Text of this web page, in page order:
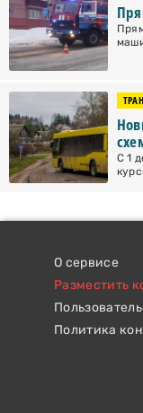
С 1
О сервисе
Разместить
Политика